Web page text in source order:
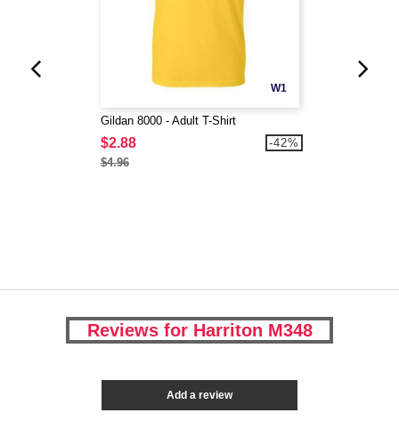
W1
Gildan 8000 - Adult T-Shirt
$2.88
$4.96
-42%
Reviews for Harriton M348
Add a review